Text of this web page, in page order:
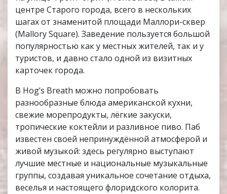
центре Старого города, всего в нескольких
шагах от знаменитой площади Маллори-сквер
(Mallory Square). Заведение пользуется большой
популярностью как у местных жителей, так и у
туристов, и давно стало одной из визитных
карточек города.
В Hog’s Breath можно попробовать
разнообразные блюда американской кухни,
свежие морепродукты, лёгкие закуски,
тропические коктейли и разливное пиво. Паб
известен своей непринуждённой атмосферой и
живой музыкой: здесь регулярно выступают
лучшие местные и национальные музыкальные
группы, создавая уникальное сочетание отдыха,
веселья и настоящего флоридского колорита.